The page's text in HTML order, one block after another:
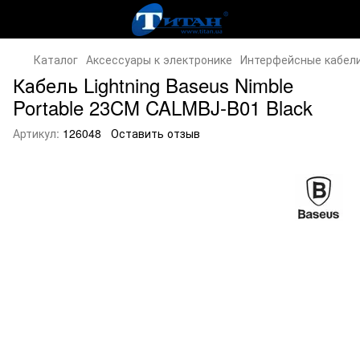
Каталог Аксессуары к электронике Интерфейсные
Кабель Lightning Baseus Nimble
Portable 23CM CALMBJ-B01 Black
Артикул: 126048 Оставить отзыв